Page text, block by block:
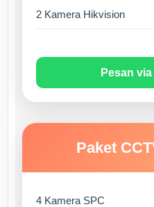
2 Kamera Hikvision
Pesan
Paket
4 Kamera SPC